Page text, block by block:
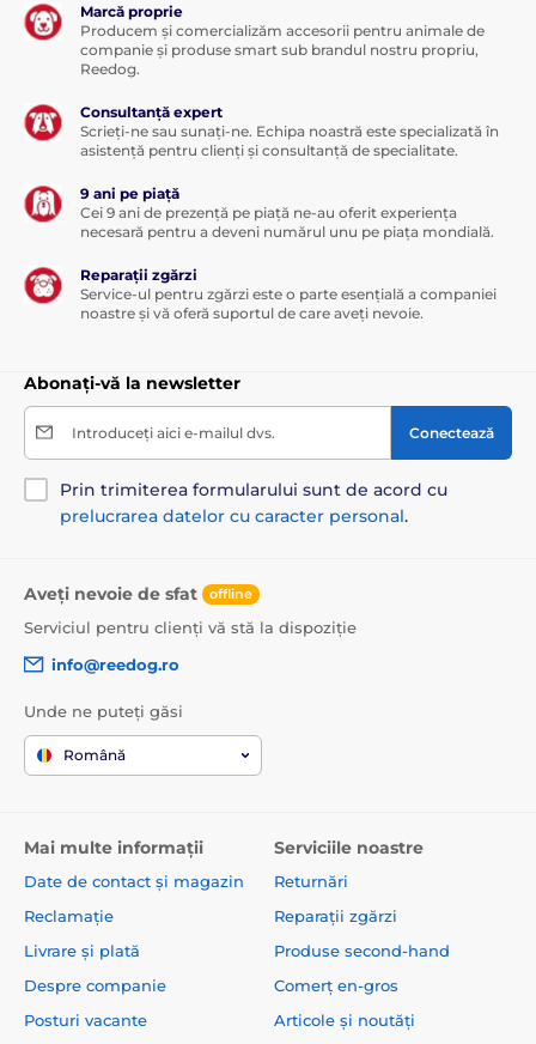
Marcă proprie
Producem și comercializăm accesorii pentru animale de
companie și produse smart sub brandul nostru propriu,
Reedog.
Consultanță expert
Scrieți-ne sau sunați-ne. Echipa noastră este specializată în
asistență pentru clienți și consultanță de specialitate.
9 ani pe piață
Cei 9 ani de prezență pe piață ne-au oferit experiența
necesară pentru a deveni numărul unu pe piața mondială.
Reparații zgărzi
Service-ul pentru zgărzi este o parte esențială a companiei
noastre și vă oferă suportul de care aveți nevoie.
Abonați-vă la newsletter
Introduceți aici e-mailul dvs. Conectează
Prin trimiterea formularului sunt de acord cu
prelucrarea datelor cu caracter personal.
Aveți nevoie de sfat offline
Serviciul pentru clienți vă stă la dispoziție
info@reedog.ro
Unde ne puteți găsi
Română
Mai multe informații
Date de contact și magazin
Reclamație
Livrare și plată
Despre companie
Posturi vacante
Serviciile noastre
Returnări
Reparații zgărzi
Produse second-hand
Comerț en-gros
Articole și noutăți